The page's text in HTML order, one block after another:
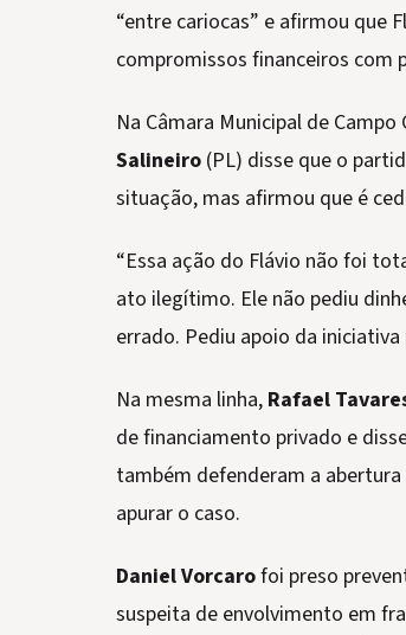
“entre cariocas” e afirmou que
compromissos financeiros com
Na Câmara Municipal de
Salineiro (PL) disse que o
situação, mas afirmou que é
“Essa ação do Flávio não foi
ato ilegítimo. Ele não pediu
errado. Pediu apoio da
Na mesma linha, Rafael
de financiamento privado e
também defenderam a
apurar o caso.
Daniel Vorcarofoi preso
suspeita de envolvimento em